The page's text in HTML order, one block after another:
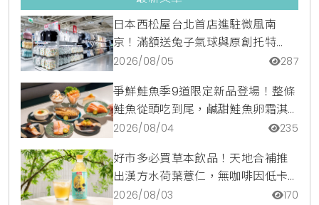
日本西松屋台北首店進駐微風南
京！滿額送兔子氣球與原創托特
包，指定夏裝享8折優惠
2026/08/05 287
爭鮮鮭魚季9道限定新品登場！整條
鮭魚從頭吃到尾，鹹甜鮭魚卵霜淇
淋開吃，滿額再送限量鮭魚造型扇
2026/08/04 235
好市多必買草本飲品！天地合補推
出漢方水荷葉薏仁，無咖啡因低卡
路里輕鬆喝無負擔
2026/08/03 170